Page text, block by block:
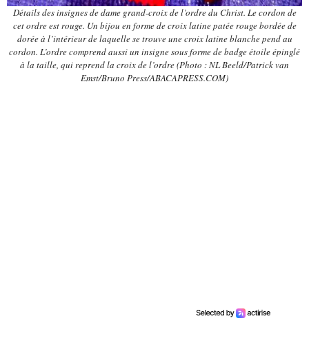
Détails des insignes de dame grand-croix de l’ordre du Christ. Le cordon de
cet ordre est rouge. Un bijou en forme de croix latine patée rouge bordée de
dorée à l’intérieur de laquelle se trouve une croix latine blanche pend au
cordon. L’ordre comprend aussi un insigne sous forme de badge étoile épinglé
à la taille, qui reprend la croix de l’ordre (Photo : NL Beeld/Patrick van
Emst/Bruno Press/ABACAPRESS.COM)